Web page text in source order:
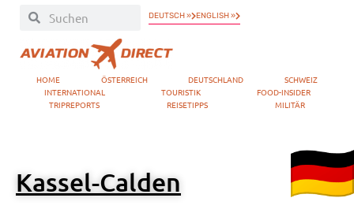
DEUTSCH » ENGLISH »
HOME ÖSTERREICH DEUTSCHLAND
SCHWEIZ
INTERNATIONAL
TOURISTIK
FOOD-INSIDER
TRIPREPORTS
REISETIPPS MILITÄR
Kassel-Calden